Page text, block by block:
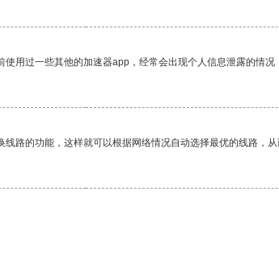
用过一些其他的加速器app，经常会出现个人信息泄露的情况
路的功能，这样就可以根据网络情况自动选择最优的线路，从